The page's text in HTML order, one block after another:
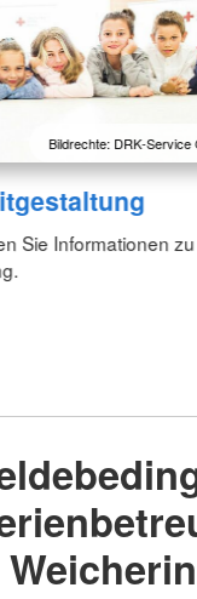
Bildrechte: DRK-
Sie Informationen